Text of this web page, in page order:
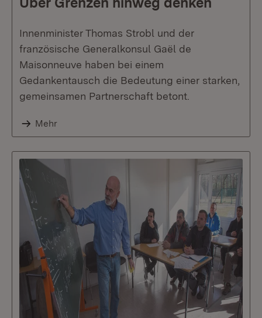
Innenminister Thomas Strobl und der
französische Generalkonsul Gaël de
Maisonneuve haben bei einem
Gedankentausch die Bedeutung einer starken,
gemeinsamen Partnerschaft betont.
Mehr